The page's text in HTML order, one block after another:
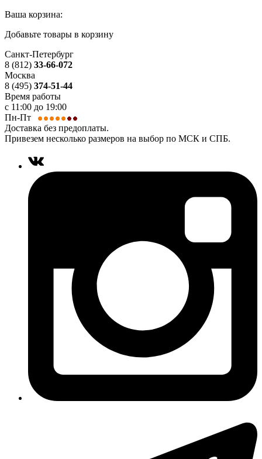
Ваша корзина:
Добавьте товары в корзину
Санкт-Петербург
8 (812) 33-66-072
Москва
8 (495) 374-51-44
Время работы
с 11:00 до 19:00
Пн-Пт
Доставка без предоплаты.
Привезем несколько размеров на выбор по МСК и СПБ.